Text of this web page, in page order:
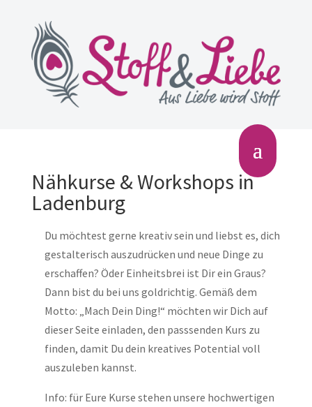
Nähkurse & Workshops in
Ladenburg
Du möchtest gerne kreativ sein und liebst es, dich
gestalterisch auszudrücken und neue Dinge zu
erschaffen? Öder Einheitsbrei ist Dir ein Graus?
Dann bist du bei uns goldrichtig. Gemäß dem
Motto: „Mach Dein Ding!“ möchten wir Dich auf
dieser Seite einladen, den passsenden Kurs zu
finden, damit Du dein kreatives Potential voll
auszuleben kannst.
Info: für Eure Kurse stehen unsere hochwertigen